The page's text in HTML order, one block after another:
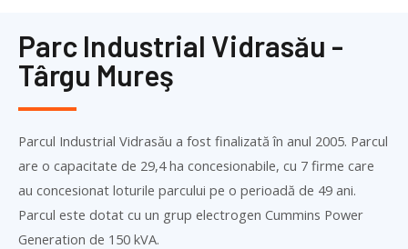
Parc Industrial Vidrasău -
Târgu Mureş
Parcul Industrial Vidrasău a fost finalizată în anul 2005. Parcul
are o capacitate de 29,4 ha concesionabile, cu 7 firme care
au concesionat loturile parcului pe o perioadă de 49 ani.
Parcul este dotat cu un grup electrogen Cummins Power
Generation de 150 kVA.